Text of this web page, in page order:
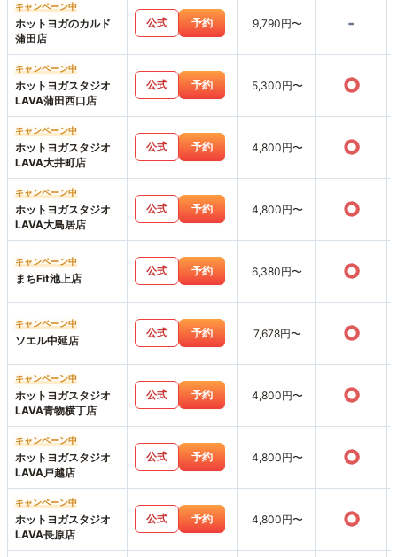
キャンペーン中
ホットヨガのカルド
蒲田店
公式 予約 9,790円〜 -
キャンペーン中
ホットヨガスタジオ
LAVA蒲田西口店
公式 予約 5,300円〜 ○
キャンペーン中
ホットヨガスタジオ
LAVA大井町店
公式 予約 4,800円〜 ○
キャンペーン中
ホットヨガスタジオ
LAVA大鳥居店
公式 予約 4,800円〜 ○
キャンペーン中
まちFit池上店
公式 予約 6,380円〜 ○
キャンペーン中
ソエル中延店
公式 予約 7,678円〜 ○
キャンペーン中
ホットヨガスタジオ
LAVA青物横丁店
公式 予約 4,800円〜 ○
キャンペーン中
ホットヨガスタジオ
LAVA戸越店
公式 予約 4,800円〜 ○
キャンペーン中
ホットヨガスタジオ
LAVA長原店
公式 予約 4,800円〜 ○